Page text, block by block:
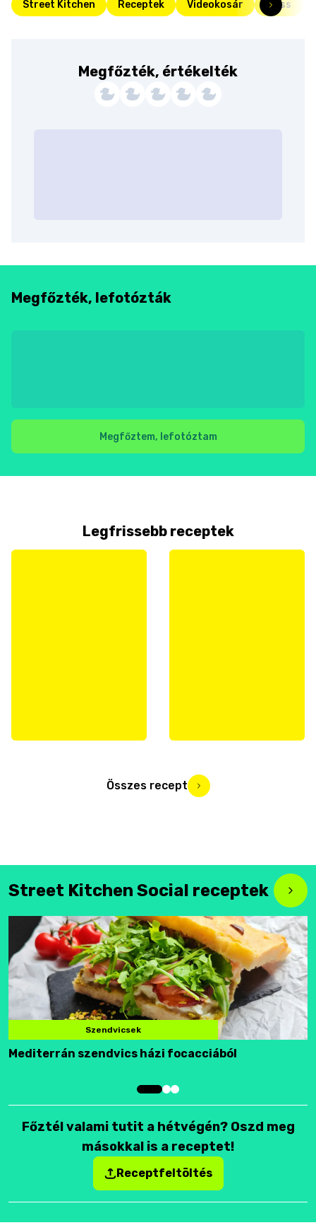
Street Kitchen Receptek Videokosár Friss
Megfőzték, értékelték
Megfőzték, lefotózták
Megfőztem, lefotóztam
Legfrissebb receptek
Összes recept
Street Kitchen Social receptek
Szendvicsek
Mediterrán szendvics házi focacciából
Főztél valami tutit a hétvégén? Oszd meg
másokkal is a receptet!
Receptfeltöltés